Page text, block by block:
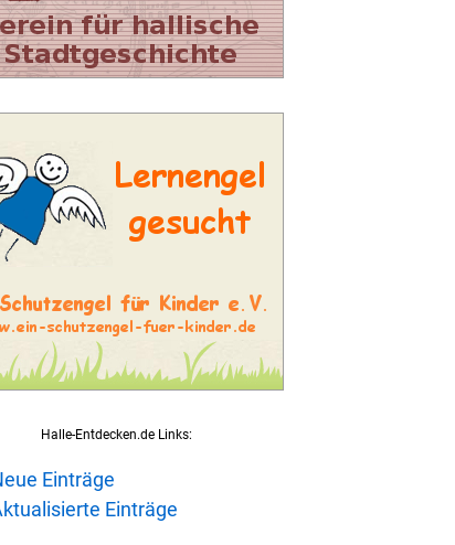
Halle-Entdecken.de Links:
Einträge
Einträge